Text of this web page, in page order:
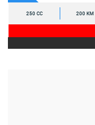
250 CC 200 KM